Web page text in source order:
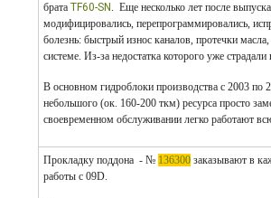
брата TF60-SN . Еще несколько лет после
модифицировались, перепрограммировались,
болезнь: быстрый износ каналов, протечки
системе. Из-за недостатка которого уже
В основном гидроблоки производства с 2003 по
небольшого (ок. 160-200 ткм) ресурса просто
своевременном обслуживании легко работают
Прокладку поддона - № 136300 заказывают в
работы с 09D.